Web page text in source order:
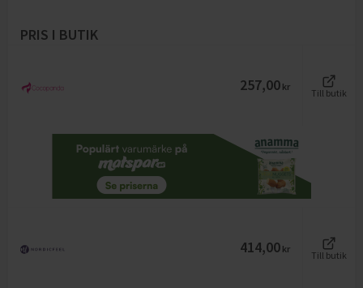
PRIS I BUTIK
257,00 kr
Till butik
414,00 kr
Till butik